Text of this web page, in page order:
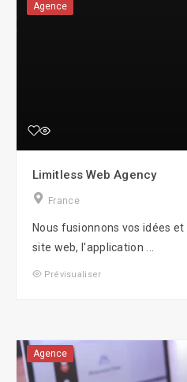
Agence
Limitless Web Agency
France
Nous fusionnons vos idées
site web, l'application ...
Prévisualiser
Agence